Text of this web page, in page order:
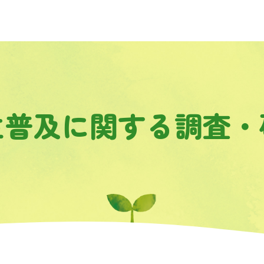
及に関する調査